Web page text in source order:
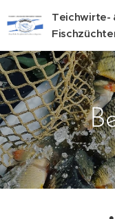
Teichwirte-
Steiermark